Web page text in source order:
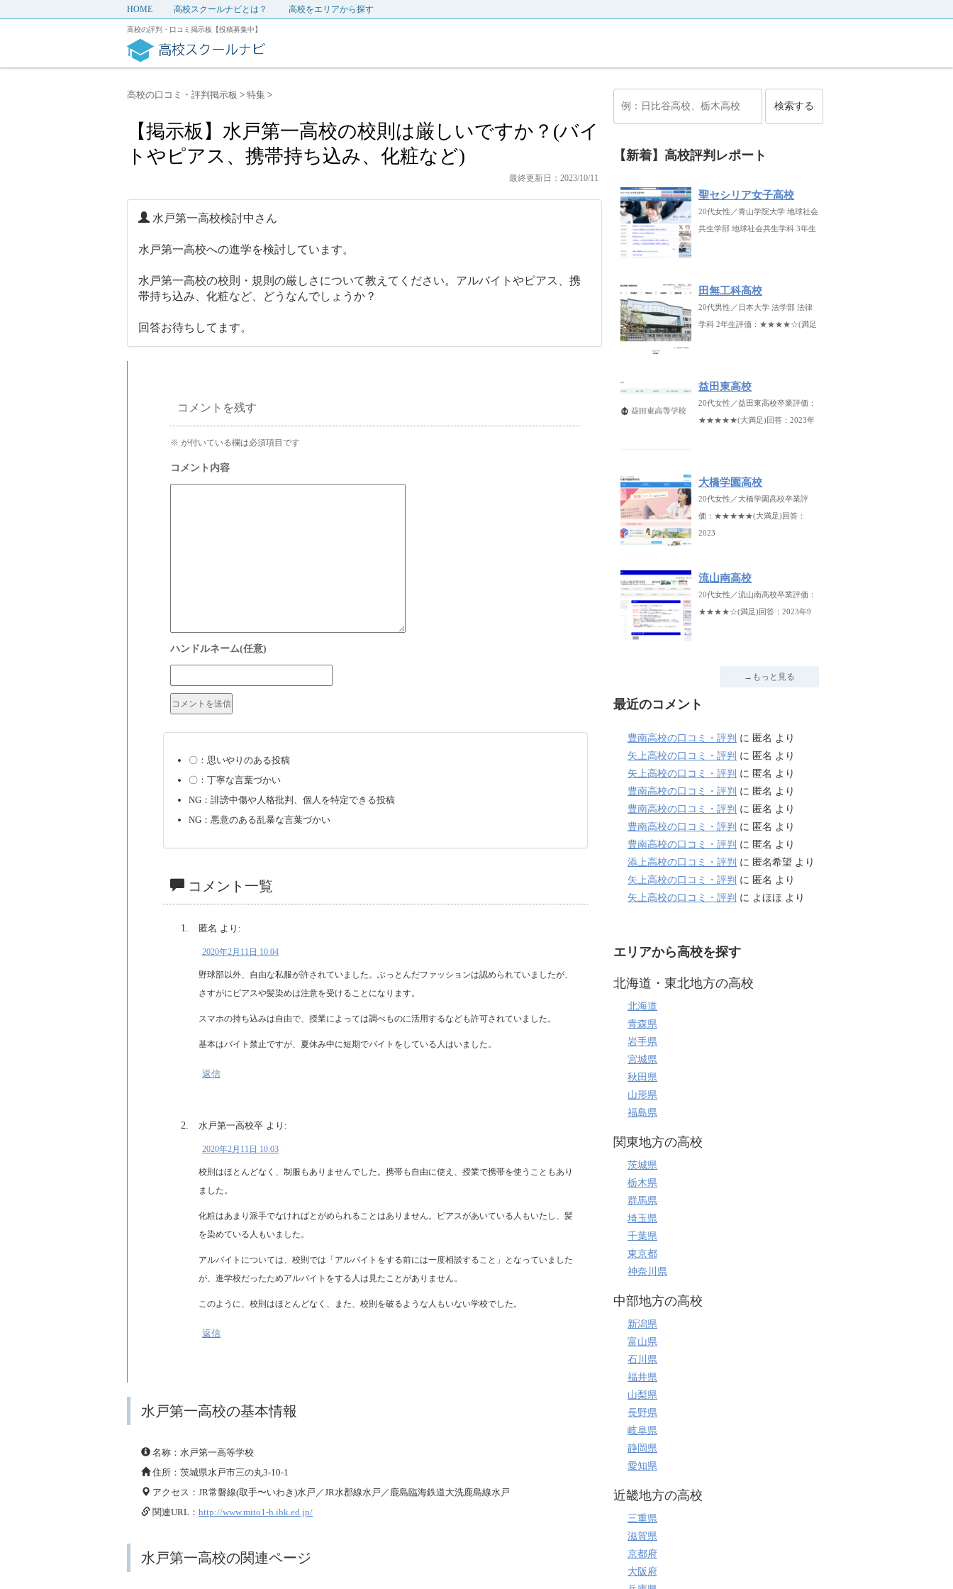
HOME 高校スクールナビとは？ 高校をエリアから探す
高校の評判・口コミ掲示板【投稿募集中】
高校の口コミ・評判掲示板 > 特集 >
【掲示板】水戸第一高校の校則は厳しいですか？(バイ
トやピアス、携帯持ち込み、化粧など)
最終更新日：2023/10/11
水戸第一高校検討中さん
水戸第一高校への進学を検討しています。
水戸第一高校の校則・規則の厳しさについて教えてください。アルバイトやピアス、携
帯持ち込み、化粧など、どうなんでしょうか？
回答お待ちしてます。
コメントを残す
※ が付いている欄は必須項目です
〇：思いやりのある投稿
〇：丁寧な言葉づかい
NG：誹謗中傷や人格批判、個人を特定できる投稿
NG：悪意のある乱暴な言葉づかい
コメント一覧
匿名 より:
2020年2月11日 10:04
野球部以外、自由な私服が許されていました。ぶっとんだファッションは認められていましたが、
さすがにピアスや髪染めは注意を受けることになります。
スマホの持ち込みは自由で、授業によっては調べものに活用するなども許可されていました。
基本はバイト禁止ですが、夏休み中に短期でバイトをしている人はいました。
返信
水戸第一高校卒 より:
2020年2月11日 10:03
校則はほとんどなく、制服もありませんでした。携帯も自由に使え、授業で携帯を使うこともあり
ました。
化粧はあまり派手でなければとがめられることはありません。ピアスがあいている人もいたし、髪
を染めている人もいました。
アルバイトについては、校則では「アルバイトをする前には一度相談すること」となっていました
が、進学校だったためアルバイトをする人は見たことがありません。
このように、校則はほとんどなく、また、校則を破るような人もいない学校でした。
返信
水戸第一高校の基本情報
名称：水戸第一高等学校
住所：茨城県水戸市三の丸3-10-1
アクセス：JR常磐線(取手〜いわき)水戸／JR水郡線水戸／鹿島臨海鉄道大洗鹿島線水戸
関連URL： http://www.mito1-h.ibk.ed.jp/
水戸第一高校の関連ページ
検索する
【新着】高校評判レポート
聖セシリア女子高校
20代女性／青山学院大学 地球社会
共生学部 地球社会共生学科 3年生
田無工科高校
20代男性／日本大学 法学部 法律
学科 2年生評価：★★★★☆(満足
益田東高校
20代女性／益田東高校卒業評価：
★★★★★(大満足)回答：2023年
大橋学園高校
20代女性／大橋学園高校卒業評
価：★★★★★(大満足)回答：
2023
流山南高校
20代女性／流山南高校卒業評価：
★★★★☆(満足)回答：2023年9
→もっと見る
最近のコメント
豊南高校の口コミ・評判 に 匿名 より
矢上高校の口コミ・評判 に 匿名 より
矢上高校の口コミ・評判 に 匿名 より
豊南高校の口コミ・評判 に 匿名 より
豊南高校の口コミ・評判 に 匿名 より
豊南高校の口コミ・評判 に 匿名 より
豊南高校の口コミ・評判 に 匿名 より
添上高校の口コミ・評判 に 匿名希望 より
矢上高校の口コミ・評判 に 匿名 より
矢上高校の口コミ・評判 に よほほ より
エリアから高校を探す
北海道・東北地方の高校
北海道
青森県
岩手県
宮城県
秋田県
山形県
福島県
関東地方の高校
茨城県
栃木県
群馬県
埼玉県
千葉県
東京都
神奈川県
中部地方の高校
新潟県
富山県
石川県
福井県
山梨県
長野県
岐阜県
静岡県
愛知県
近畿地方の高校
三重県
滋賀県
京都府
大阪府